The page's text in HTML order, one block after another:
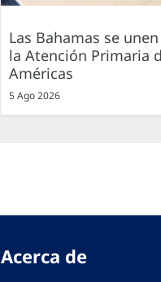
Las Bahamas se
la Atención Primaria
Américas
5 Ago 2026
Acerca de